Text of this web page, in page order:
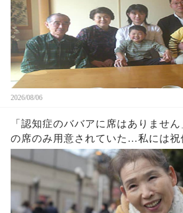
2026/08/06
「認知症のババアに席はありませ
の席のみ用意されていた…私には祝
する息子夫婦。私たち夫婦は無言
→直後、料金未納で結婚式は取り消